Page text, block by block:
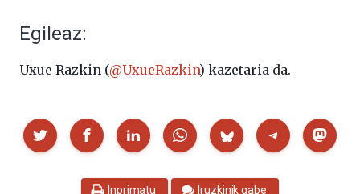
Egileaz:
Uxue Razkin (@UxueRazkin) kazetaria da.
Partekatu
Inprimatu Iruzkinik gabe